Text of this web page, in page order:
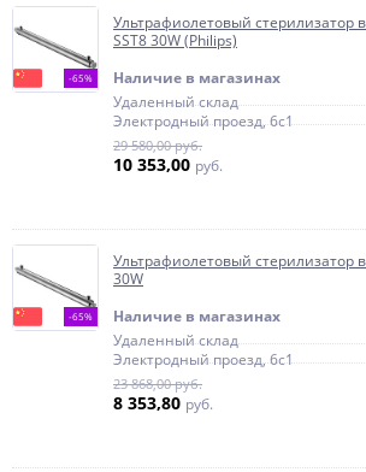
-65%
Ультрафиолетовый стерилизатор
SST8 30W (Philips)
Наличие в магазинах
Удаленный склад
Электродный проезд, 6с1
29 580,00 руб.
10 353,00 руб.
-65%
Ультрафиолетовый стерилизатор
30W
Наличие в магазинах
Удаленный склад
Электродный проезд, 6с1
23 868,00 руб.
8 353,80 руб.